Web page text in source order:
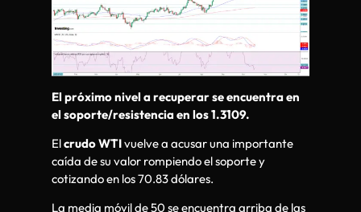
El próximo nivel a recuperar se encuentra en
el soporte/resistencia en los 1.3109.
Elcrudo WTIvuelve a acusar una importante
caída de su valor rompiendo el soporte y
cotizando en los 70.83 dólares.
La media móvil de 50 se encuentra arriba de las